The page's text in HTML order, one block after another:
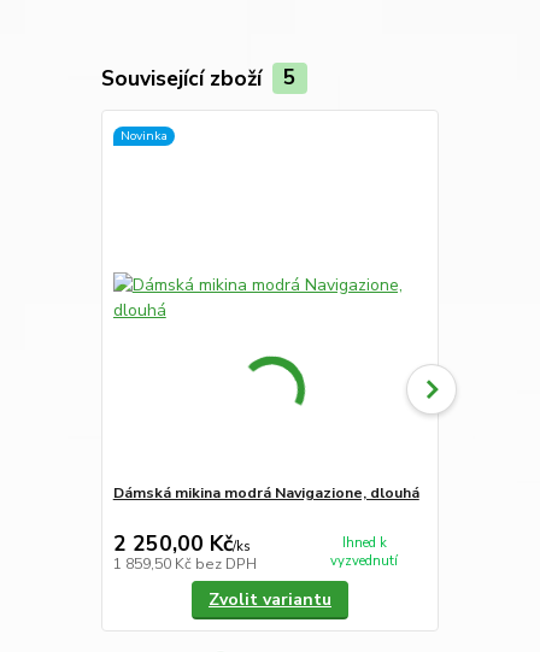
Související zboží 5
Novinka
Dámská mikina modrá Navigazione, dlouhá
2 250,00 Kč/ks
1 859,50 Kč bez DPH
Ihned k
vyzvednutí
Zvolit variantu